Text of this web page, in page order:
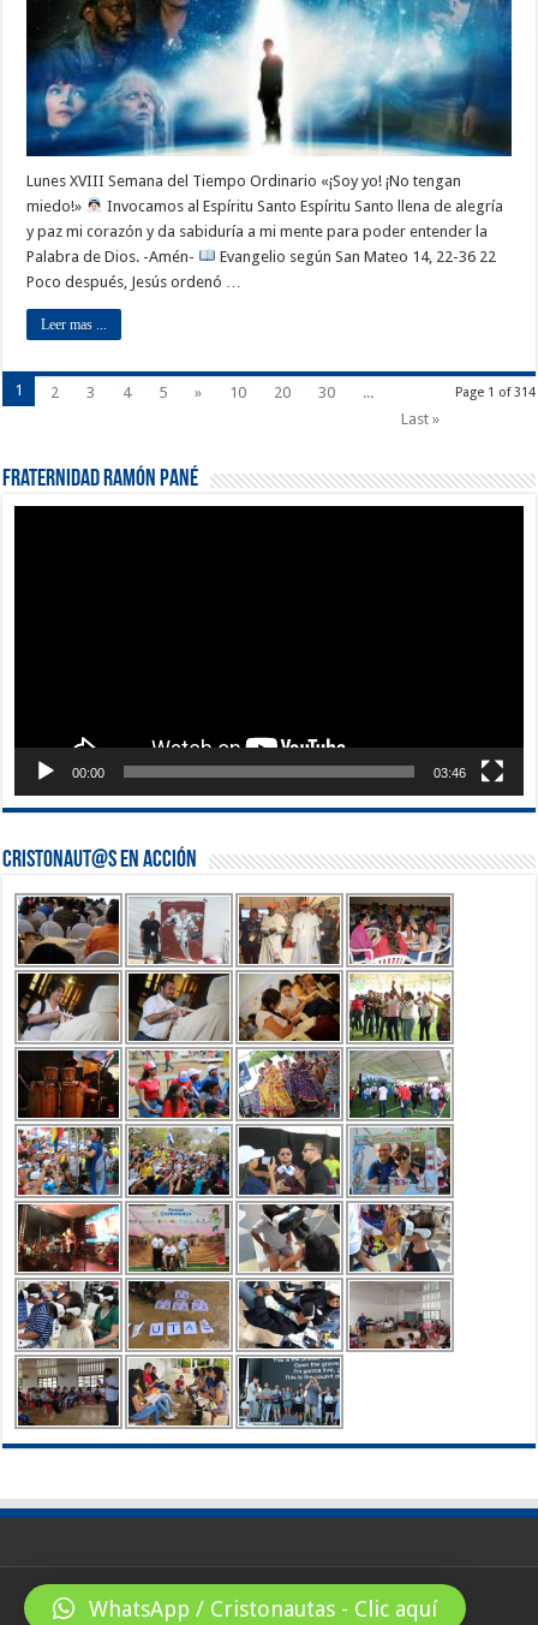
Lunes XVIII Semana del Tiempo Ordinario «¡Soy yo! ¡No tengan
miedo!»
Invocamos al Espíritu Santo Espíritu Santo llena de alegría
y paz mi corazón y da sabiduría a mi mente para poder entender la
Palabra de Dios. -Amén-
Evangelio según San Mateo 14, 22-36 22
Poco después, Jesús ordenó …
Leer mas ...
Page 1 of 314
1 2 3 4 5 » 10 20 30
...
Last »
Fraternidad Ramón Pané
00:00 03:46
Cristonaut@s en Acción
WhatsApp / Cristonautas - Clic aquí